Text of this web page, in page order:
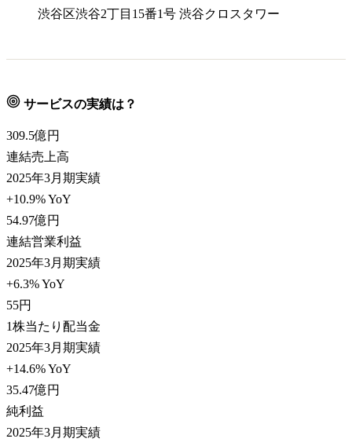
渋谷区渋谷2丁目15番1号 渋谷クロスタワー
サービスの実績は？
309.5億円
連結売上高
2025年3月期実績
+10.9% YoY
54.97億円
連結営業利益
2025年3月期実績
+6.3% YoY
55円
1株当たり配当金
2025年3月期実績
+14.6% YoY
35.47億円
純利益
2025年3月期実績